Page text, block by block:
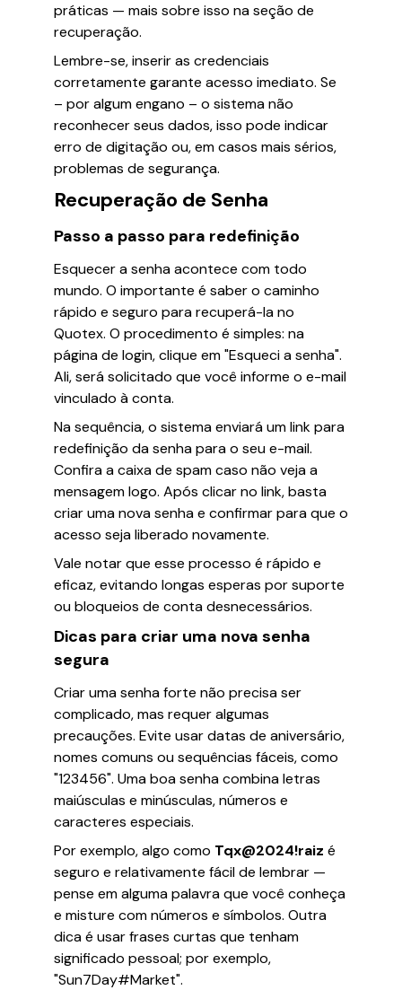
práticas — mais sobre isso na seção de
recuperação.
Lembre-se, inserir as credenciais
corretamente garante acesso imediato. Se
– por algum engano – o sistema não
reconhecer seus dados, isso pode indicar
erro de digitação ou, em casos mais sérios,
problemas de segurança.
Recuperação de Senha
Passo a passo para redefinição
Esquecer a senha acontece com todo
mundo. O importante é saber o caminho
rápido e seguro para recuperá-la no
Quotex. O procedimento é simples: na
página de login, clique em "Esqueci a senha".
Ali, será solicitado que você informe o e-mail
vinculado à conta.
Na sequência, o sistema enviará um link para
redefinição da senha para o seu e-mail.
Confira a caixa de spam caso não veja a
mensagem logo. Após clicar no link, basta
criar uma nova senha e confirmar para que o
acesso seja liberado novamente.
Vale notar que esse processo é rápido e
eficaz, evitando longas esperas por suporte
ou bloqueios de conta desnecessários.
Dicas para criar uma nova senha
segura
Criar uma senha forte não precisa ser
complicado, mas requer algumas
precauções. Evite usar datas de aniversário,
nomes comuns ou sequências fáceis, como
"123456". Uma boa senha combina letras
maiúsculas e minúsculas, números e
caracteres especiais.
Por exemplo, algo como Tqx@2024!raiz é
seguro e relativamente fácil de lembrar —
pense em alguma palavra que você conheça
e misture com números e símbolos. Outra
dica é usar frases curtas que tenham
significado pessoal; por exemplo,
"Sun7Day#Market".